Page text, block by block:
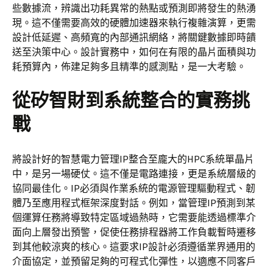
些數據流，辨識出功耗異常的熱點或預測即將發生的熱湧
現。這不僅需要高效的硬體加速器來執行複雜演算，更需
設計低延遲、高頻寬的內部通訊網絡，將關鍵數據即時饋
送至決策中心。設計實務中，如何在有限的晶片面積與功
耗預算內，佈建足夠多且精準的感測點，是一大考驗。
從矽智財到系統整合的實務挑
戰
將設計好的智慧電力管理IP整合至龐大的HPC系統單晶片
中，是另一場硬仗。這不僅是電路連接，更是系統層級的
協同最佳化。IP必須與作業系統的電源管理驅動程式、韌
體乃至應用程式框架深度對話。例如，當管理IP預測到某
個運算任務將導致特定區域過熱時，它需要能透過標準介
面向上層發出預警，促使任務排程器將工作負載暫時遷移
到其他較涼爽的核心。這要求IP設計必須遵循業界通用的
介面協定，並預留足夠的可程式化彈性，以適應不同客戶